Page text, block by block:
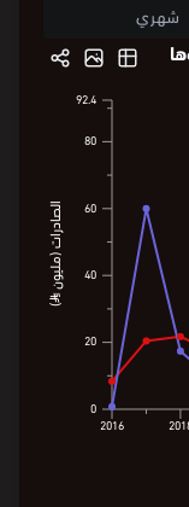
شهري
92.4
80
60
40
20
0
الصادرات (مليون ⃁)
2016
92.4
80
60
40
20
0
الصادرات (مليون ⃁)